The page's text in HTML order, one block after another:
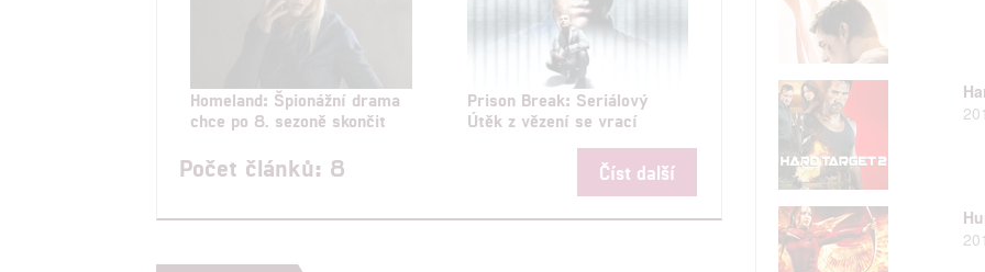
Homeland: Špionážní drama
chce po 8. sezoně skončit
Prison Break: Seriálový
Útěk z vězení se vrací
Počet článků: 8 Číst další